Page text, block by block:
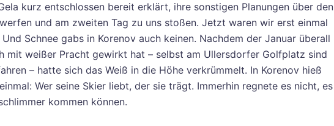
kurz entschlossen bereit erklärt, ihre sonstigen Planungen über den
und am zweiten Tag zu uns stoßen. Jetzt waren wir erst einmal
Und Schnee gabs in Korenov auch keinen. Nachdem der Januar überall
mit weißer Pracht gewirkt hat – selbst am Ullersdorfer Golfplatz sind
– hatte sich das Weiß in die Höhe verkrümmelt. In Korenov hieß
Wer seine Skier liebt, der sie trägt. Immerhin regnete es nicht, es
kommen können.